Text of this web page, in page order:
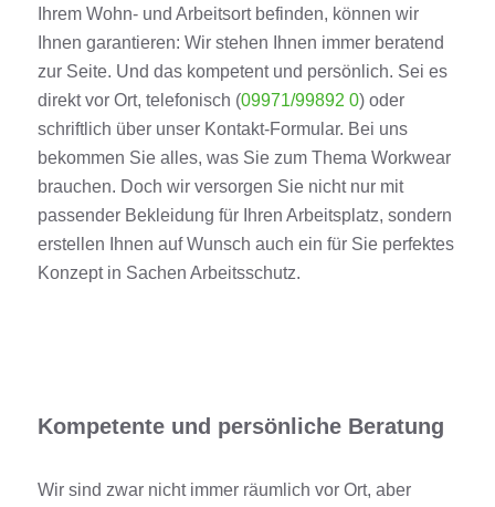
Ihrem Wohn- und Arbeitsort befinden, können wir
Ihnen garantieren: Wir stehen Ihnen immer beratend
zur Seite. Und das kompetent und persönlich. Sei es
direkt vor Ort, telefonisch (09971/99892 0) oder
schriftlich über unser Kontakt-Formular. Bei uns
bekommen Sie alles, was Sie zum Thema Workwear
brauchen. Doch wir versorgen Sie nicht nur mit
passender Bekleidung für Ihren Arbeitsplatz, sondern
erstellen Ihnen auf Wunsch auch ein für Sie perfektes
Konzept in Sachen Arbeitsschutz.
Kompetente und persönliche Beratung
Wir sind zwar nicht immer räumlich vor Ort, aber